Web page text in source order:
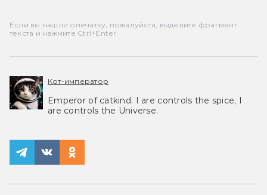
Если вы нашли опечатку, пожалуйста, выделите фрагмент
текста и нажмите Ctrl+Enter.
Кот-император
Emperor of catkind. I are controls the spice, I
are controls the Universe.